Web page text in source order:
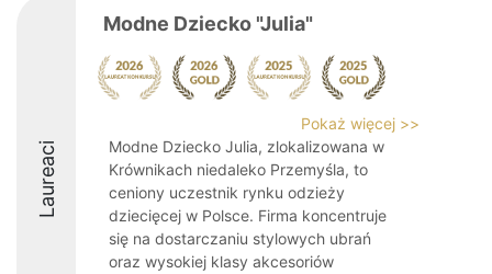
Laureaci
Modne Dziecko "Julia"
Pokaż więcej >>
Modne Dziecko Julia, zlokalizowana w
Krównikach niedaleko Przemyśla, to
ceniony uczestnik rynku odzieży
dziecięcej w Polsce. Firma koncentruje
się na dostarczaniu stylowych ubrań
oraz wysokiej klasy akcesoriów